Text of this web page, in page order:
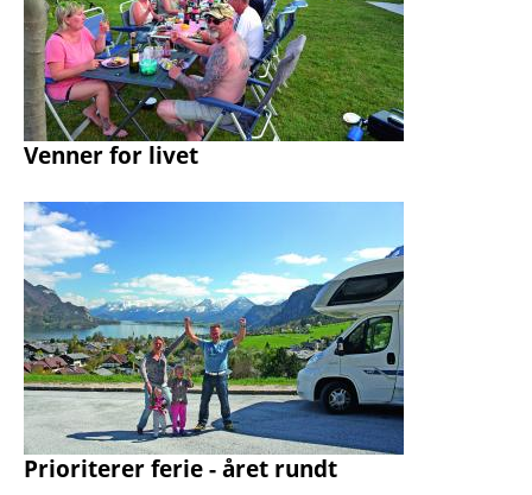
Venner for livet
Prioriterer ferie - året rundt